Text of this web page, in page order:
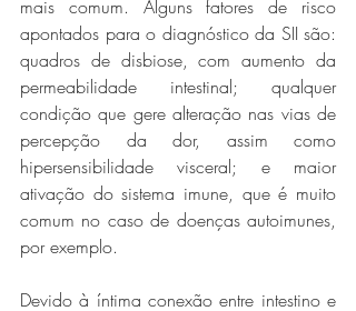
mais comum. Alguns fatores de risco
apontados para o diagnóstico da SII são:
quadros de disbiose, com aumento da
permeabilidade intestinal; qualquer
condição que gere alteração nas vias de
percepção da dor, assim como
hipersensibilidade visceral; e maior
ativação do sistema imune, que é muito
comum no caso de doenças autoimunes,
por exemplo.
Devido à íntima conexão entre intestino e